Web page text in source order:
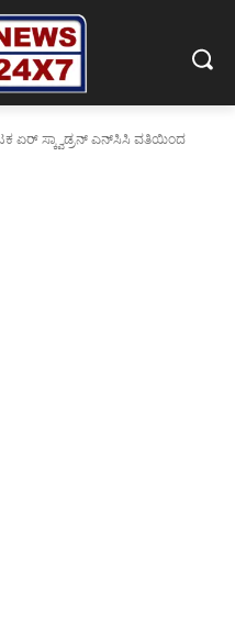
ಏರ್ ಸ್ಕ್ವಾಡ್ರನ್ ಎನ್‌ಸಿಸಿ ವತಿಯಿಂದ